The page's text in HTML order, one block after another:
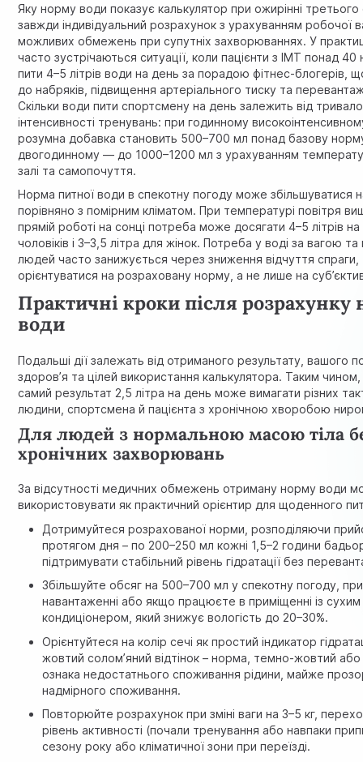
Яку норму води показує калькулятор при ожирінні
завжди індивідуальний розрахунок з урахуванням робочої
можливих обмежень при супутніх захворюваннях. У
часто зустрічаються ситуації, коли пацієнти з ІМТ понад
пити 4–5 літрів води на день за порадою фітнес-блогерів,
до набряків, підвищення артеріального тиску та
Скільки води пити спортсмену на день залежить від
інтенсивності тренувань: при годинному
розумна добавка становить 500–700 мл понад базову
двогодинному — до 1000–1200 мл з урахуванням
залі та самопочуття.
Норма питної води в спекотну погоду може збільшуватися
порівняно з помірним кліматом. При температурі повітря
прямій роботі на сонці потреба може досягати 4–5 літрів
чоловіків і 3–3,5 літра для жінок. Потреба у воді за вагою та
людей часто занижується через зниження відчуття
орієнтуватися на розраховану норму, а не лише на
Практичні кроки після розрахунку
води
Подальші дії залежать від отриманого результату, вашого
здоров’я та цілей використання калькулятора. Таким
самий результат 2,5 літра на день може вимагати різних
людини, спортсмена й пацієнта з хронічною хворобою
Для людей з нормальною масою тіла
хронічних захворювань
За відсутності медичних обмежень отриману норму води
використовувати як практичний орієнтир для щоденного
Дотримуйтеся розрахованої норми, розподіляючи
протягом дня – по 200–250 мл кожні 1,5–2 години
підтримувати стабільний рівень гідратації без
Збільшуйте обсяг на 500–700 мл у спекотну погоду,
навантаженні або якщо працюєте в приміщенні із сухим
кондиціонером, який знижує вологість до 20–30%.
Орієнтуйтеся на колір сечі як простий індикатор
жовтий солом’яний відтінок – норма, темно-жовтий
ознака недостатнього споживання рідини, майже
надмірного споживання.
Повторюйте розрахунок при зміні ваги на 3–5 кг,
рівень активності (почали тренування або навпаки
сезону року або кліматичної зони при переїзді.